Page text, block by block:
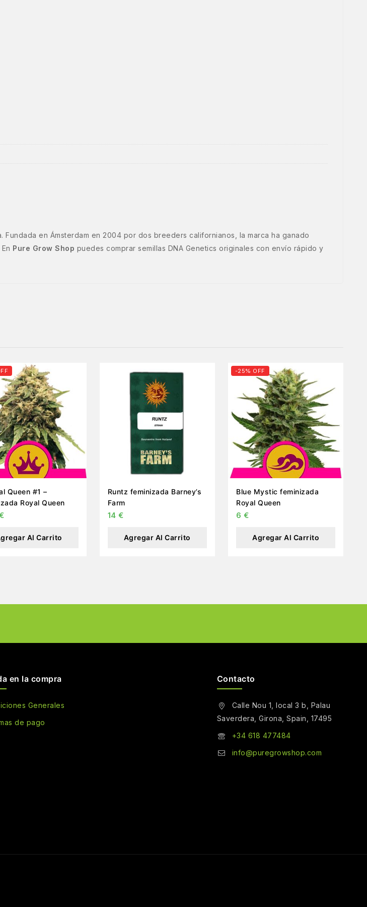
en Ámsterdam en 2004 por dos breeders californianos, la marca ha ganado
Pure Grow Shop puedes comprar semillas DNA Genetics originales con envío rápido y
Queen #1 –
Royal Queen
€
Al Carrito
Runtz feminizada Barney’s
Farm
14 €
Agregar Al Carrito
-25% OFF
Blue Mystic feminizada
Royal Queen
6 €
Agregar Al Carrito
en la compra
Generales
de pago
Contacto
Calle Nou 1, local 3 b, Palau
Saverdera, Girona, Spain, 17495
+34 618 477484
info@puregrowshop.com